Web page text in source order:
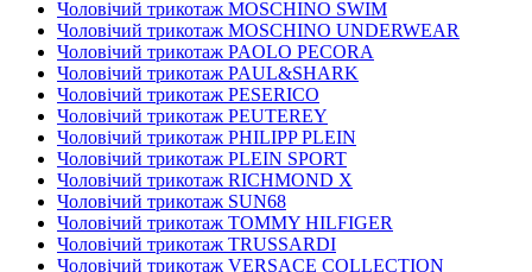
Чоловічий трикотаж MOSCHINO SWIM
Чоловічий трикотаж MOSCHINO UNDERWEAR
Чоловічий трикотаж PAOLO PECORA
Чоловічий трикотаж PAUL&SHARK
Чоловічий трикотаж PESERICO
Чоловічий трикотаж PEUTEREY
Чоловічий трикотаж PHILIPP PLEIN
Чоловічий трикотаж PLEIN SPORT
Чоловічий трикотаж RICHMOND X
Чоловічий трикотаж SUN68
Чоловічий трикотаж TOMMY HILFIGER
Чоловічий трикотаж TRUSSARDI
Чоловічий трикотаж VERSACE COLLECTION